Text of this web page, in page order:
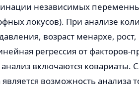
независимых
локусов). При анализе
возраст менархе,
регрессия от
включаются ковариаты.
возможность анализа